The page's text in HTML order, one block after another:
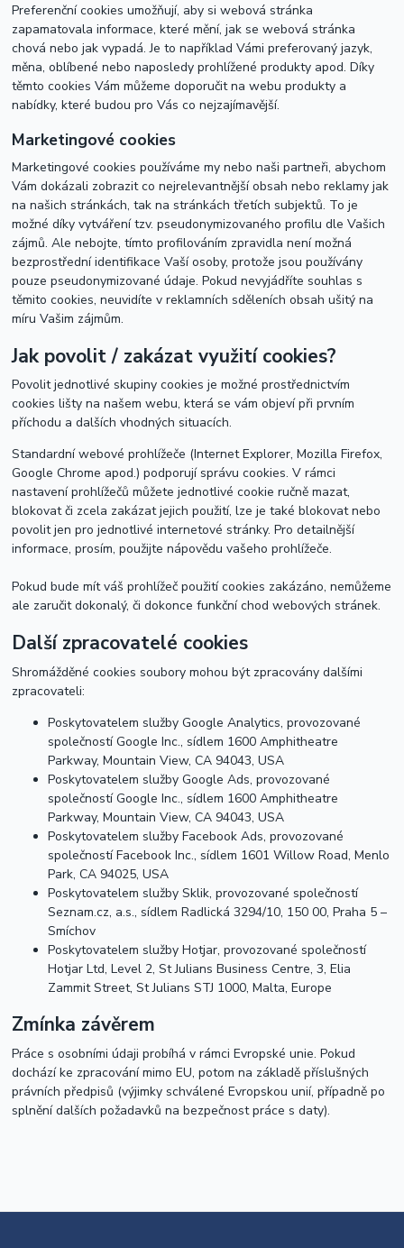
Preferenční cookies umožňují, aby si webová stránka
zapamatovala informace, které mění, jak se webová stránka
chová nebo jak vypadá. Je to například Vámi preferovaný jazyk,
měna, oblíbené nebo naposledy prohlížené produkty apod. Díky
těmto cookies Vám můžeme doporučit na webu produkty a
nabídky, které budou pro Vás co nejzajímavější.
Marketingové cookies
Marketingové cookies používáme my nebo naši partneři, abychom
Vám dokázali zobrazit co nejrelevantnější obsah nebo reklamy jak
na našich stránkách, tak na stránkách třetích subjektů. To je
možné díky vytváření tzv. pseudonymizovaného profilu dle Vašich
zájmů. Ale nebojte, tímto profilováním zpravidla není možná
bezprostřední identifikace Vaší osoby, protože jsou používány
pouze pseudonymizované údaje. Pokud nevyjádříte souhlas s
těmito cookies, neuvidíte v reklamních sděleních obsah ušitý na
míru Vašim zájmům.
Jak povolit / zakázat využití cookies?
Povolit jednotlivé skupiny cookies je možné prostřednictvím
cookies lišty na našem webu, která se vám objeví při prvním
příchodu a dalších vhodných situacích.
Standardní webové prohlížeče (Internet Explorer, Mozilla Firefox,
Google Chrome apod.) podporují správu cookies. V rámci
nastavení prohlížečů můžete jednotlivé cookie ručně mazat,
blokovat či zcela zakázat jejich použití, lze je také blokovat nebo
povolit jen pro jednotlivé internetové stránky. Pro detailnější
informace, prosím, použijte nápovědu vašeho prohlížeče.
Pokud bude mít váš prohlížeč použití cookies zakázáno, nemůžeme
ale zaručit dokonalý, či dokonce funkční chod webových stránek.
Další zpracovatelé cookies
Shromážděné cookies soubory mohou být zpracovány dalšími
zpracovateli:
Poskytovatelem služby Google Analytics, provozované
společností Google Inc., sídlem 1600 Amphitheatre
Parkway, Mountain View, CA 94043, USA
Poskytovatelem služby Google Ads, provozované
společností Google Inc., sídlem 1600 Amphitheatre
Parkway, Mountain View, CA 94043, USA
Poskytovatelem služby Facebook Ads, provozované
společností Facebook Inc., sídlem 1601 Willow Road, Menlo
Park, CA 94025, USA
Poskytovatelem služby Sklik, provozované společností
Seznam.cz, a.s., sídlem Radlická 3294/10, 150 00, Praha 5 –
Smíchov
Poskytovatelem služby Hotjar, provozované společností
Hotjar Ltd, Level 2, St Julians Business Centre, 3, Elia
Zammit Street, St Julians STJ 1000, Malta, Europe
Zmínka závěrem
Práce s osobními údaji probíhá v rámci Evropské unie. Pokud
dochází ke zpracování mimo EU, potom na základě příslušných
právních předpisů (výjimky schválené Evropskou unií, případně po
splnění dalších požadavků na bezpečnost práce s daty).